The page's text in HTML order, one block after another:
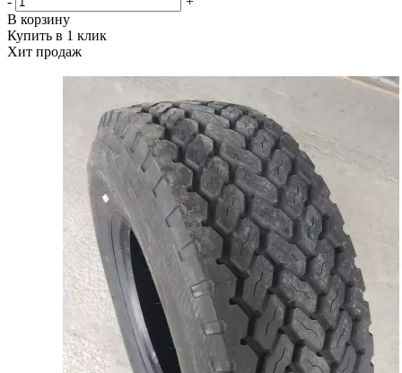
В корзину
Купить в 1 клик
Хит продаж